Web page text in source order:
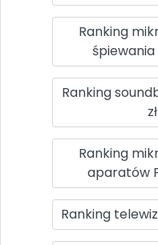
Ranking
śpiewania
Ranking
zł
Ranking
aparatów
Ranking